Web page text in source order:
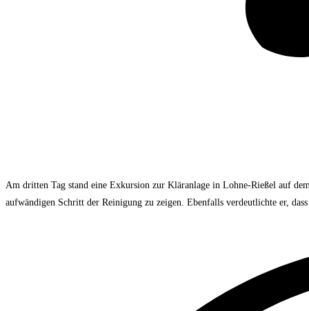
Am dritten Tag stand eine Exkursion zur Kläranlage in Lohne-Rießel auf
aufwändigen Schritt der Reinigung zu zeigen. Ebenfalls verdeutlichte er,